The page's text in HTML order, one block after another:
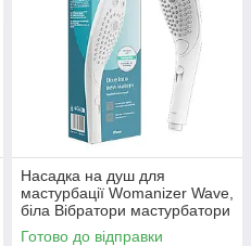
Насадка на душ для
мастурбації Womanizer Wave,
біла Вібратори мастурбатори
секс-шоп
Готово до відправки